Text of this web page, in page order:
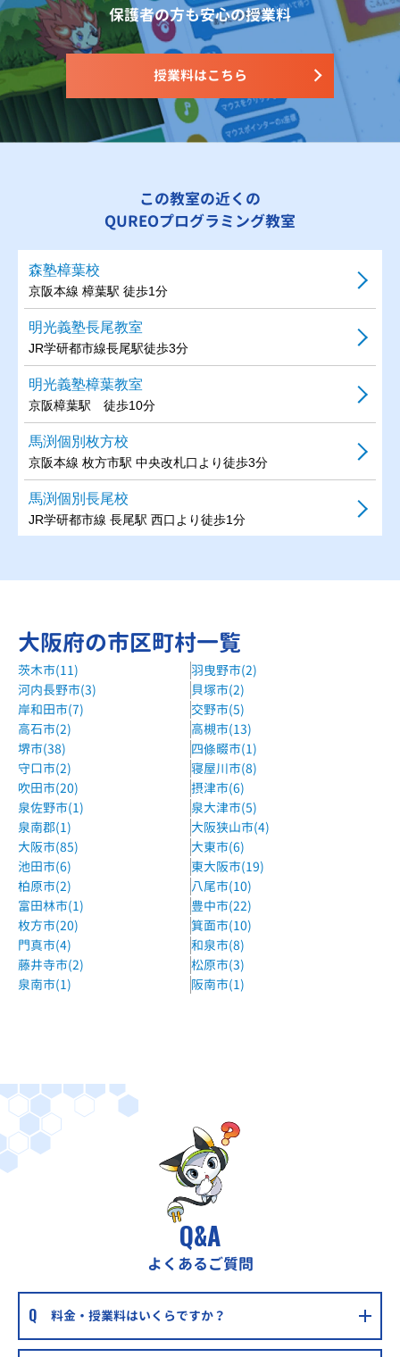
保護者の方も安心の授業料
授業料はこちら
この教室の近くの
QUREOプログラミング教室
森塾樟葉校
京阪本線 樟葉駅 徒歩1分
明光義塾長尾教室
JR学研都市線長尾駅徒歩3分
明光義塾樟葉教室
京阪樟葉駅 徒歩10分
馬渕個別枚方校
京阪本線 枚方市駅 中央改札口より徒歩3分
馬渕個別長尾校
JR学研都市線 長尾駅 西口より徒歩1分
京阪バス 京阪藤田川バス停より徒歩1分
京阪本線 樟葉駅 改札口より徒歩5分
KEC個別指導メビウス長尾校
JR片町線（学研都市線）長尾駅徒歩4分
自立学習RED牧野教室
京阪線 牧野駅 徒歩10分
森塾枚方市駅前校
京阪本線、京阪交野線 枚方市駅 徒歩1分
KEC個別指導メビウス枚方本校
枚方市駅 徒歩2分
個個塾ひらかた御殿山教室
スーパーライフ御殿山店からスグ
個個塾ひらかた中宮教室
関西外大中宮キャンパスからスグ
京阪本線 枚方公園駅 徒歩2分
個別指導学院ヒーローズくずは校
京阪本線 楠葉駅 徒歩5分
個別指導学院ヒーローズ枚方本校
京阪交野線宮之阪駅徒歩15分
個別指導WAM桜丘町校
星ケ丘駅徒歩15分
大阪府の市区町村一覧
茨木市(11)
羽曳野市(2)
河内長野市(3)
貝塚市(2)
岸和田市(7)
交野市(5)
高石市(2)
高槻市(13)
堺市(38)
四條畷市(1)
守口市(2)
寝屋川市(8)
吹田市(20)
摂津市(6)
泉佐野市(1)
泉大津市(5)
泉南郡(1)
大阪狭山市(4)
大阪市(85)
大東市(6)
池田市(6)
東大阪市(19)
柏原市(2)
八尾市(10)
富田林市(1)
豊中市(22)
枚方市(20)
箕面市(10)
門真市(4)
和泉市(8)
藤井寺市(2)
松原市(3)
泉南市(1)
阪南市(1)
Q&A
よくあるご質問
料金・授業料はいくらですか？